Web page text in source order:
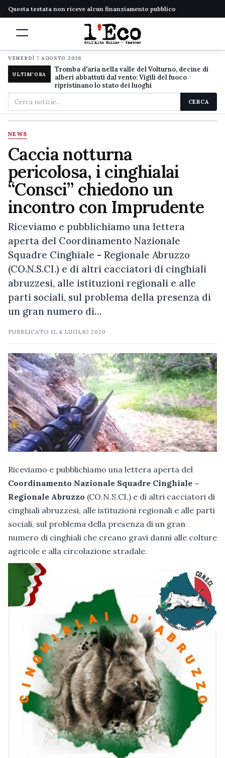
Questa testata non riceve alcun finanziamento pubblico
VENERDÌ 7 AGOSTO 2026
ULTIM'ORA
Tromba d'aria nella valle del Volturno, decine di
alberi abbattuti dal vento: Vigili del fuoco
ripristinano lo stato dei luoghi
Cerca
nel
sito
CERCA
NEWS
Caccia notturna
pericolosa, i cinghialai
“Consci” chiedono un
incontro con Imprudente
Riceviamo e pubblichiamo una lettera
aperta del Coordinamento Nazionale
Squadre Cinghiale - Regionale Abruzzo
(CO.N.S.CI.) e di altri cacciatori di cinghiali
abruzzesi, alle istituzioni regionali e alle
parti sociali, sul problema della presenza di
un gran numero di…
PUBBLICATO IL4 LUGLIO 2020
Riceviamo e pubblichiamo una lettera aperta del
Coordinamento Nazionale Squadre Cinghiale –
Regionale Abruzzo (CO.N.S.CI.) e di altri cacciatori di
cinghiali abruzzesi, alle istituzioni regionali e alle parti
sociali, sul problema della presenza di un gran
numero di cinghiali che creano gravi danni alle colture
agricole e alla circolazione stradale.